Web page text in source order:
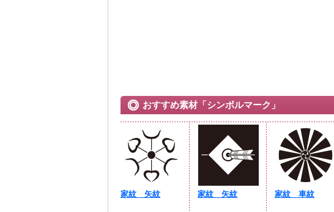
おすすめ素材「シンボルマーク」
家紋 矢紋 家紋 矢紋 家紋 車紋